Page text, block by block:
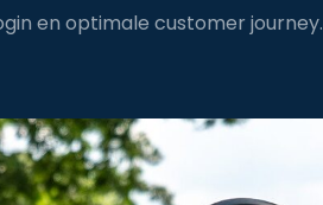
en optimale customer journey.